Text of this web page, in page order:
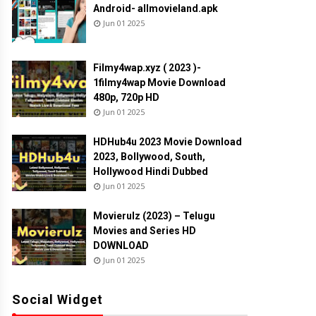
Android- allmovieland.apk
Jun 01 2025
Filmy4wap.xyz ( 2023 )-
1filmy4wap Movie Download
480p, 720p HD
Jun 01 2025
HDHub4u 2023 Movie Download
2023, Bollywood, South,
Hollywood Hindi Dubbed
Jun 01 2025
Movierulz (2023) – Telugu
Movies and Series HD
DOWNLOAD
Jun 01 2025
Social Widget